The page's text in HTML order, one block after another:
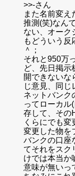
>>-さん
また名前変え
推測(笑)なん
ない、オーク
もどういう反
＾；
それと950万
ど、先日掲示
開できないな
じ意見、同じ
ネットバンク
ってローカル
存して、その
くらにでも変
変更した物を
バンクの口座
てそれをスク
けでは本当か
意味が無いっ